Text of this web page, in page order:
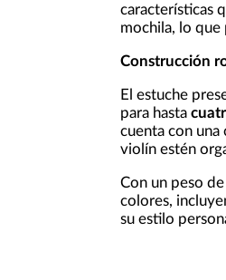
características
mochila, lo que
Construcción
El estuche
para hasta
cuenta con una
violín estén
Con un peso de
colores,
su estilo